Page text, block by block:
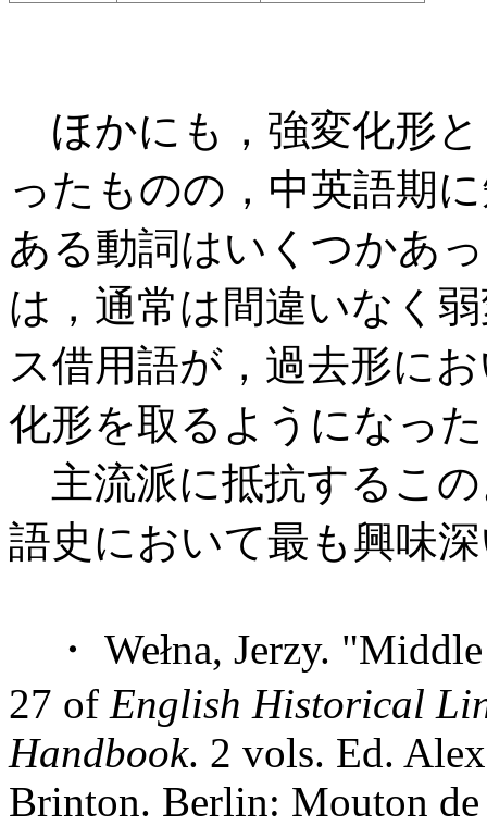
ほかにも，強変化形
ったものの，中英語期
ある動詞はいくつかあ
は，通常は間違いなく
ス借用語が，過去形に
化形を取るようになっ
主流派に抵抗するこ
語史において最も興味
・ Wełna, Jerzy.
27 of English Historical
Handbook. 2 vols. Ed.
Brinton. Berlin: Mouton